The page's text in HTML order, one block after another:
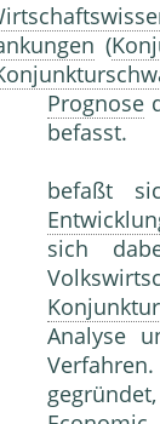
(
Prognose
befasst.
befaßt
sich
Analyse